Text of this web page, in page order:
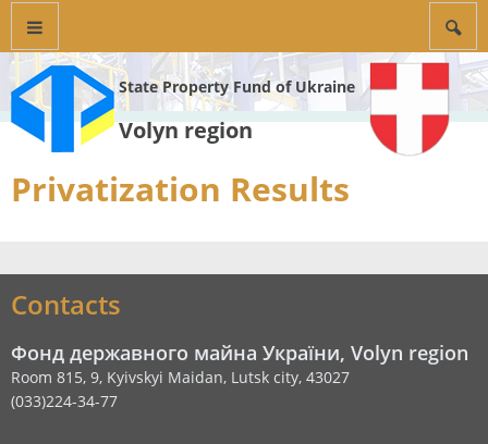
State Property Fund of Ukraine
Volyn region
Privatization Results
Contacts
Фонд державного майна України, Volyn region
Room 815, 9, Kyivskyi Maidan, Lutsk city, 43027
(033)224-34-77